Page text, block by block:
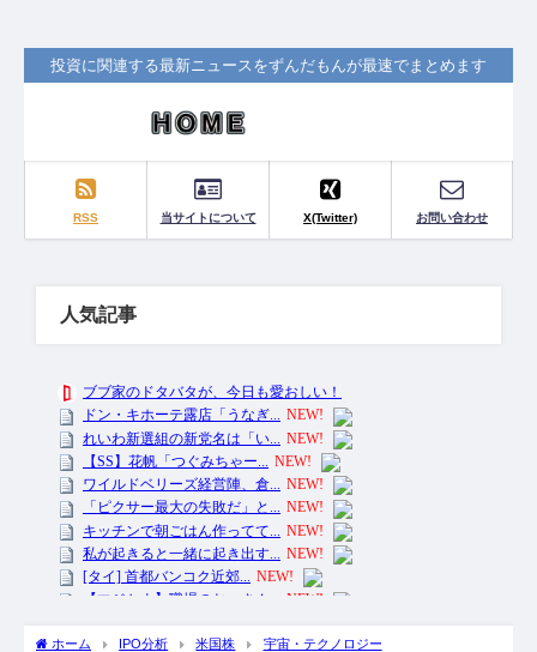
投資に関連する最新ニュースをずんだもんが最速でまとめます
RSS 当サイトについて X(Twitter) お問い合わせ
人気記事
ホーム IPO分析 米国株 宇宙・テクノロジー